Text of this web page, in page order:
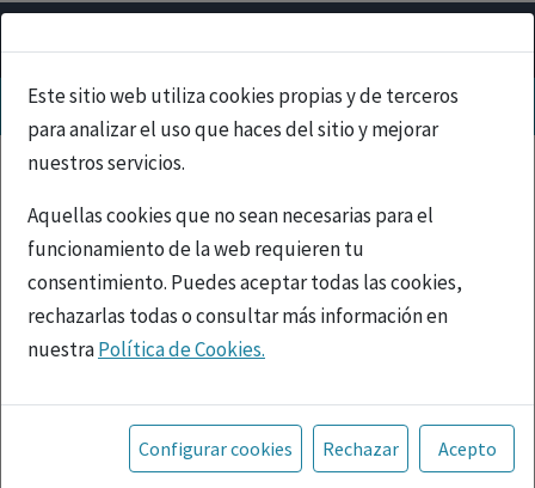
Este sitio web utiliza cookies propias y de terceros
para analizar el uso que haces del sitio y mejorar
nuestros servicios.
Aquellas cookies que no sean necesarias para el
funcionamiento de la web requieren tu
consentimiento. Puedes aceptar todas las cookies,
rechazarlas todas o consultar más información en
nuestraPolítica de Cookies.
Toda la información incluida en la Página Web está
referida a productos del mercado español y, por
tanto, dirigida a profesionales sanitarios legalmente
Configurar cookies Rechazar Acepto